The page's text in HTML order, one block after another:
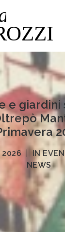
e giardini
2026 IN
NEWS